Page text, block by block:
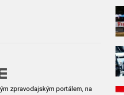
zpravodajským portálem, na